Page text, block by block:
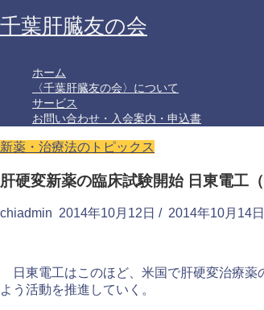
千葉肝臓友の会
ホーム
〈千葉肝臓友の会〉について
サービス
お問い合わせ・入会案内・申込書
新薬・治療法のトピックス
肝硬変新薬の臨床試験開始 日東電工（
chiadmin 2014年10月12日 / 2014年10月14日
日東電工はこのほど、米国で肝硬変治療薬
よう活動を推進していく。